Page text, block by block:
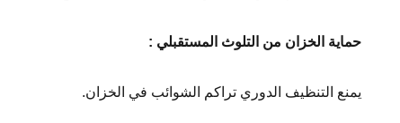
حماية الخزان من التلوث المستقبلي :
يمنع التنظيف الدوري تراكم الشوائب في الخزان.